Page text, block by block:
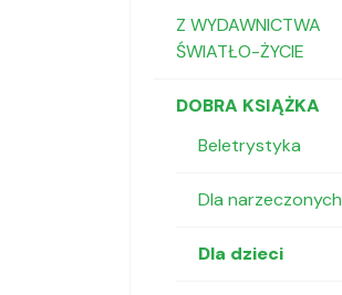
Z WYDAWNICTWA
ŚWIATŁO-ŻYCIE
DOBRA KSIĄŻKA
Beletrystyka
Dla narzeczonych
Dla dzieci